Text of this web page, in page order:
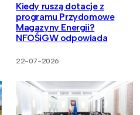
Kiedy ruszą dotacje z
programu Przydomowe
Magazyny Energii?
NFOŚiGW odpowiada
22-07-2026